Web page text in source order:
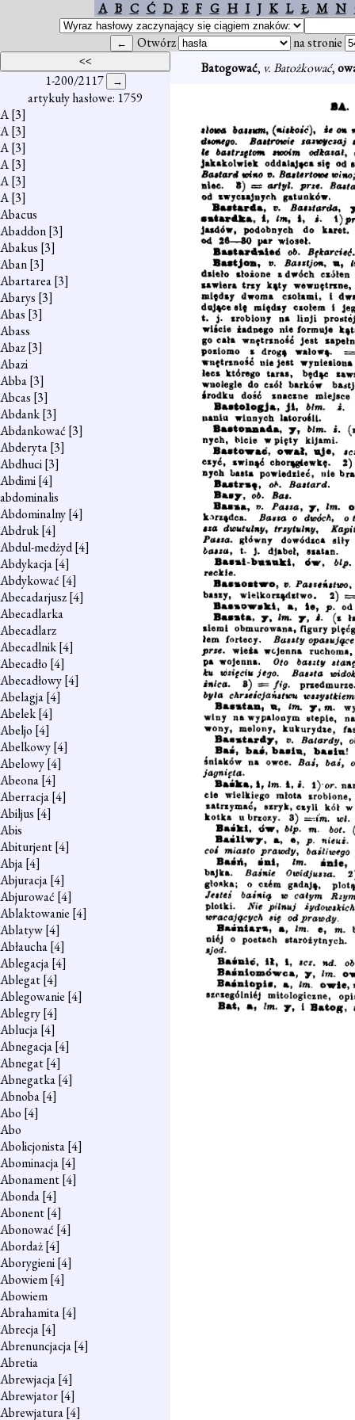
A B C Ć D E F G H I J K L Ł M N
Otwórz na stronie
1-200/2117
artykuły hasłowe: 1759
A[3]
A[3]
A[3]
A[3]
A[3]
A[3]
Abacus
Abaddon[3]
Abakus [3]
Aban[3]
Abartarea[3]
Abarys [3]
Abas [3]
Abass
Abaz[3]
Abazi
Abba[3]
Abcas [3]
Abdank[3]
Abdankować [3]
Abderyta[3]
Abdhuci[3]
Abdimi[4]
abdominalis
Abdominalny[4]
Abdruk[4]
Abdul-medżyd[4]
Abdykacja[4]
Abdykować [4]
Abecadarjusz[4]
Abecadlarka
Abecadlarz
Abecadlnik[4]
Abecadło [4]
Abecadłowy[4]
Abelagja[4]
Abelek[4]
Abeljo [4]
Abelkowy[4]
Abelowy[4]
Abeona[4]
Aberracja[4]
Abiljus [4]
Abis
Abiturjent[4]
Abja[4]
Abjuracja[4]
Abjurować [4]
Ablaktowanie [4]
Ablatyw[4]
Abłaucha[4]
Ablegacja[4]
Ablegat[4]
Ablegowanie [4]
Ablegry[4]
Ablucja[4]
Abnegacja[4]
Abnegat[4]
Abnegatka[4]
Abnoba[4]
Abo [4]
Abo
Abolicjonista[4]
Abominacja[4]
Abonament[4]
Abonda[4]
Abonent[4]
Abonować [4]
Abordaż[4]
Aborygieni[4]
Abowiem[4]
Abowiem
Abrahamita[4]
Abrecja[4]
Abrenuncjacja[4]
Abretia
Abrewjacja[4]
Abrewjator[4]
Abrewjatura[4]
Batogować, v. Batożkować,